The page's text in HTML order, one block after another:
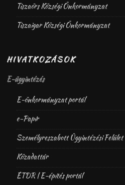
Tiszaörs Községi Önkormányzat
Tiszaigar Községi Önkormányzat
HIVATKOZÁSOK
E-ügyintézés
E-önkormányzat portál
e-Papír
Személyreszabott Ügyintézési Felület
Közadattár
ÉTDR | E-építés portál